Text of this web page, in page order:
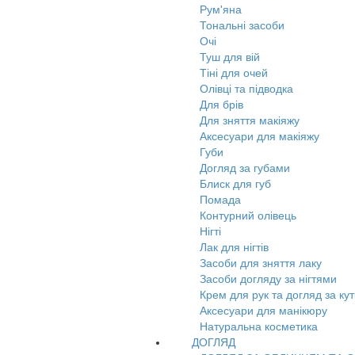
Рум'яна
Тональні засоби
Очі
Туш для вій
Тіні для очей
Олівці та підводка
Для брів
Для зняття макіяжу
Аксесуари для макіяжу
Губи
Догляд за губами
Блиск для губ
Помада
Контурний олівець
Нігті
Лак для нігтів
Засоби для зняття лаку
Засоби догляду за нігтями
Крем для рук та догляд за
Аксесуари для манікюру
Натуральна косметика
ДОГЛЯД